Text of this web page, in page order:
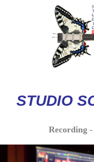
STUDIO
Recording